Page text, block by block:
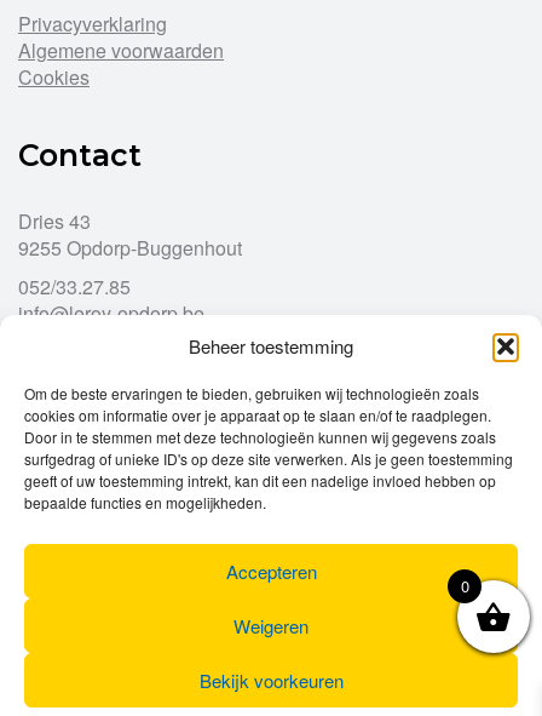
Beheer toestemming
Om de beste ervaringen te bieden, gebruiken wij technologieën zoals
cookies om informatie over je apparaat op te slaan en/of te raadplegen.
Door in te stemmen met deze technologieën kunnen wij gegevens zoals
surfgedrag of unieke ID's op deze site verwerken. Als je geen toestemming
geeft of uw toestemming intrekt, kan dit een nadelige invloed hebben op
bepaalde functies en mogelijkheden.
Accepteren
Weigeren
Bekijk voorkeuren
Privacyverklaring
Algemene voorwaarden
Cookies
Contact
Dries 43
9255 Opdorp-Buggenhout
052/33.27.85
info@leroy-opdorp.be
Openingsuren
Ma
gesloten
Di
9u – 12u
13u – 18u00
Wo
9u – 12u
13u – 18u00
Do
9u – 12u
13u – 18u00
13u – 18u00
Za
0